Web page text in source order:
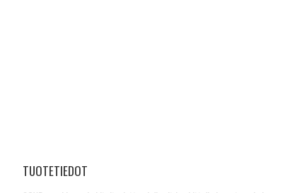
TUOTETIEDOT